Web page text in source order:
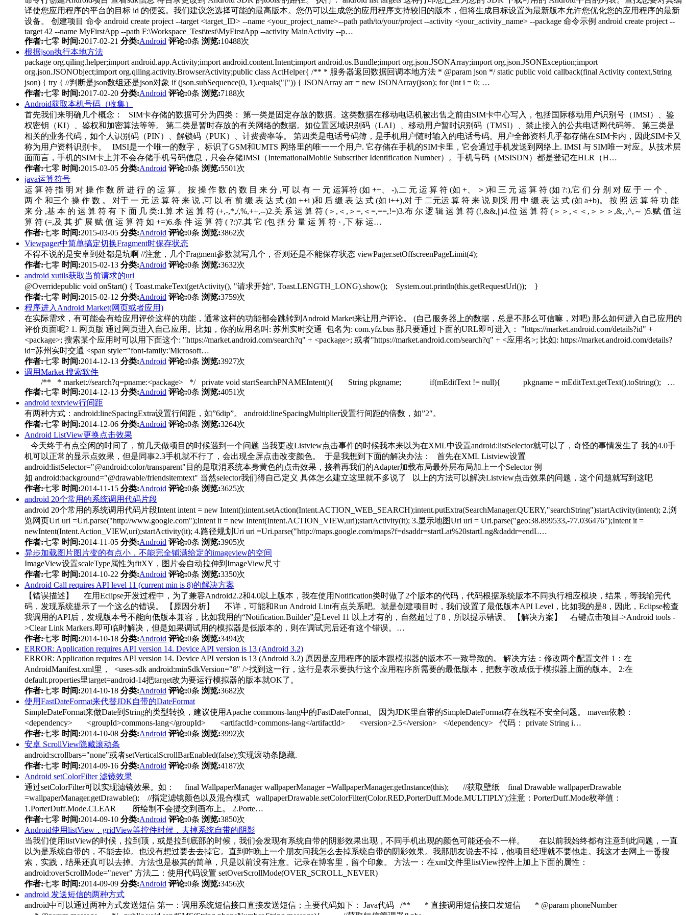
译使您应用程序的平台的目标 id 的便笺。我们建议您选择可能的最高版本。您仍可以生成您的应用程序支持较旧的版本，但将生成目标设置为最新版本允许您优化您的应用程序的最新
设备。 创建项目 命令 android create project --target <target_ID> --name <your_project_name>--path path/to/your/project --activity <your_activity_name> --package 命令示例 android create project --
target 42 --name MyFirstApp --path F:\Workspace_Test\test\MyFirstApp --activity MainActivity --p…
作者:七零 时间:2017-02-21 分类:Android 评论:0条 浏览:10488次
根据json执行本地方法
package org.qiling.helper;import android.app.Activity;import android.content.Intent;import android.os.Bundle;import org.json.JSONArray;import org.json.JSONException;import
org.json.JSONObject;import org.qiling.activity.BrowserActivity;public class ActHelper{ /** * 服务器返回数据回调本地方法 * @param json */ static public void callback(final Activity context,String
json) { try { //判断是json数组还是json对象 if (json.subSequence(0, 1).equals("[")) { JSONArray arr = new JSONArray(json); for (int i = 0; …
作者:七零 时间:2017-02-20 分类:Android 评论:0条 浏览:7188次
Android获取本机号码（收集）
首先我们来明确几个概念： SIM卡存储的数据可分为四类： 第一类是固定存放的数据。这类数据在移动电话机被出售之前由SIM卡中心写入，包括国际移动用户识别号（IMSI）、鉴
权密钥（KI）、鉴权和加密算法等等。 第二类是暂时存放的有关网络的数据。如位置区域识别码（LAI）、移动用户暂时识别码（TMSI）、禁止接入的公共电话网代码等。 第三类是
相关的业务代码，如个人识别码（PIN）、解锁码（PUK）、计费费率等。 第四类是电话号码簿，是手机用户随时输入的电话号码。用户全部资料几乎都存储在SIM卡内，因此SIM卡又
称为用户资料识别卡。 IMSI是一个唯一的数字， 标识了GSM和UMTS 网络里的唯一一个用户. 它存储在手机的SIM卡里，它会通过手机发送到网络上. IMSI 与 SIM唯一对应。从技术层
面而言，手机的SIM卡上并不会存储手机号码信息，只会存储IMSI（InternationalMobile Subscriber Identification Number）。手机号码（MSISDN）都是登记在HLR（H…
作者:七零 时间:2015-03-05 分类:Android 评论:0条 浏览:5501次
java运算符号
运 算 符 指 明 对 操 作 数 所 进 行 的 运 算 。 按 操 作 数 的 数 目 来 分 ,可 以 有 一 元 运算符 (如 ++、 -),二 元 运 算 符 (如 +、 ＞)和 三 元 运 算 符 (如 ?:),它 们 分 别 对 应 于 一 个 、
两 个 和三个 操 作 数 。 对于 一 元 运 算 符 来 说 ,可 以 有 前 缀 表 达 式 (如 ++i )和 后 缀 表 达 式 (如 i++),对 于 二元运 算 符 来 说 则采 用 中 缀 表 达 式 (如 a+b)。 按 照 运 算 符 功 能
来 分 ,基 本 的 运 算 符 有 下 面 几 类:1.算 术 运 算 符 (+,-,*,/,%,++,--)2.关 系 运 算 符 (＞,＜,＞=,＜=,==,!=)3.布 尔 逻 辑 运 算 符 (!,&&,||)4.位 运 算 符 (＞＞,＜＜,＞＞＞,&,|,^,～ )5.赋 值 运
算 符 (=,及 其 扩 展 赋 值 运 算 符 如 +=)6.条 件 运 算 符 ( ?:)7.其 它 (包 括 分 量 运 算 符 · ,下 标 运…
作者:七零 时间:2015-03-05 分类:Android 评论:0条 浏览:3862次
Viewpager中简单搞定切换Fragment时保存状态
不得不说的是安卓到处都是坑啊 //注意，几个Fragment参数就写几个，否则还是不能保存状态 viewPager.setOffscreenPageLimit(4);
作者:七零 时间:2015-02-13 分类:Android 评论:0条 浏览:3632次
android xutils获取当前请求的url
@Overridepublic void onStart() { Toast.makeText(getActivity(), "请求开始", Toast.LENGTH_LONG).show(); System.out.println(this.getRequestUrl()); }
作者:七零 时间:2015-02-12 分类:Android 评论:0条 浏览:3759次
程序进入Android Market(网页或者应用)
在实际需求，有可能会有给应用评价这样的功能，通常这样的功能都会跳转到Android Market来让用户评论。 (自己服务器上的数据，总是不那么可信嘛，对吧) 那么如何进入自己应用的
评价页面呢? 1. 网页版 通过网页进入自己应用。比如，你的应用名叫: 苏州实时交通 包名为: com.yfz.bus 那只要通过下面的URL即可进入： "https://market.android.com/details?id" +
<package>; 搜索某个应用时可以用下面这个: "https://market.android.com/search?q" + <package>; 或者"https://market.android.com/search?q" + <应用名>; 比如: https://market.android.com/details?
id=苏州实时交通 <span style="font-family:'Microsoft…
作者:七零 时间:2014-12-13 分类:Android 评论:0条 浏览:3927次
调用Market 搜索软件
/** * market://search?q=pname:<package> */ private void startSearchPNAMEIntent(){ String pkgname; if(mEditText != null){ pkgname = mEditText.getText().toString(); …
作者:七零 时间:2014-12-13 分类:Android 评论:0条 浏览:4051次
android textview行间距
有两种方式：android:lineSpacingExtra设置行间距，如”6dip”。 android:lineSpacingMultiplier设置行间距的倍数，如”2″。
作者:七零 时间:2014-12-06 分类:Android 评论:0条 浏览:3264次
Android ListView更换点击效果
今天终于有点空闲的时间了，前几天做项目的时候遇到一个问题 当我更改Listview点击事件的时候我本来以为在XML中设置android:listSelector就可以了，奇怪的事情发生了 我的4.0手
机可以正常的显示点效果，但是同事2.3手机就不行了，会出现全屏点击改变颜色。 于是我想到下面的解决办法： 首先在XML Listview设置
android:listSelector="@android:color/transparent"目的是取消系统本身黄色的点击效果，接着再我们的Adapter加载布局最外层布局加上一个Selector 例
如 android:background="@drawable/friendsitemtext" 当然selector我们得自己定义 具体怎么建立这里就不多说了 以上的方法可以解决Listview点击效果的问题，这个问题就写到这吧
作者:七零 时间:2014-11-15 分类:Android 评论:0条 浏览:3625次
android 20个常用的系统调用代码片段
android 20个常用的系统调用代码片段Intent intent = new Intent();intent.setAction(Intent.ACTION_WEB_SEARCH);intent.putExtra(SearchManager.QUERY,"searchString")startActivity(intent); 2.浏
览网页Uri uri =Uri.parse("http://www.google.com");Intent it = new Intent(Intent.ACTION_VIEW,uri);startActivity(it); 3.显示地图Uri uri = Uri.parse("geo:38.899533,-77.036476");Intent it =
newIntent(Intent.Action_VIEW,uri);startActivity(it); 4.路径规划Uri uri =Uri.parse("http://maps.google.com/maps?f=dsaddr=startLat%20startLng&daddr=endL…
作者:七零 时间:2014-11-05 分类:Android 评论:0条 浏览:3905次
异步加载图片图片变的有点小，不能完全铺满给定的imageview的空间
ImageView设置scaleType属性为fitXY，图片会自动拉伸到ImageView尺寸
作者:七零 时间:2014-10-22 分类:Android 评论:0条 浏览:3350次
Android Call requires API level 11 (current min is 8)的解决方案
【错误描述】 在用Eclipse开发过程中，为了兼容Android2.2和4.0以上版本，我在使用Notification类时做了2个版本的代码，代码根据系统版本不同执行相应模块，结果，等我输完代
码，发现系统提示了一个这么的错误。 【原因分析】 不详，可能和Run Android Lint有点关系吧。就是创建项目时，我们设置了最低版本API Level，比如我的是8，因此，Eclipse检查
我调用的API后，发现版本号不能向低版本兼容，比如我用的“Notification.Builder”是Level 11 以上才有的，自然超过了8，所以提示错误。 【解决方案】 右键点击项目->Android tools -
>Clear Link Markers.即可临时解决，但是如果调试用的模拟器是低版本的，则在调试完后还有这个错误。…
作者:七零 时间:2014-10-18 分类:Android 评论:0条 浏览:3494次
ERROR: Application requires API version 14. Device API version is 13 (Android 3.2)
ERROR: Application requires API version 14. Device API version is 13 (Android 3.2) 原因是应用程序的版本跟模拟器的版本不一致导致的。 解决方法：修改两个配置文件 1：在
AndroidManifest.xml里， <uses-sdk android:minSdkVersion="8" />找到这一行，这行是表示要执行这个应用程序所需要的最低版本，把数字改成低于模拟器上面的版本。 2:在
default.properties里target=android-14把target改为要运行模拟器的版本就OK了。
作者:七零 时间:2014-10-18 分类:Android 评论:0条 浏览:3682次
使用FastDateFormat来代替JDK自带的DateFormat
SimpleDateFormat来做Date到String的类型转换，建议使用Apache commons-lang中的FastDateFormat。 因为JDK里自带的SimpleDateFormat存在线程不安全问题。 maven依赖：
<dependency> <groupId>commons-lang</groupId> <artifactId>commons-lang</artifactId> <version>2.5</version> </dependency> 代码： private String i…
作者:七零 时间:2014-10-08 分类:Android 评论:0条 浏览:3992次
安卓 ScrollView隐藏滚动条
android:scrollbars="none"或者setVerticalScrollBarEnabled(false);实现滚动条隐藏.
作者:七零 时间:2014-09-16 分类:Android 评论:0条 浏览:4187次
Android setColorFilter 滤镜效果
通过setColorFilter可以实现滤镜效果。如： final WallpaperManager wallpaperManager =WallpaperManager.getInstance(this); //获取壁纸 final Drawable wallpaperDrawable
=wallpaperManager.getDrawable(); //指定滤镜颜色以及混合模式 wallpaperDrawable.setColorFilter(Color.RED,PorterDuff.Mode.MULTIPLY);注意：PorterDuff.Mode枚举值：
1.PorterDuff.Mode.CLEAR 所绘制不会提交到画布上。 2.Porte…
作者:七零 时间:2014-09-10 分类:Android 评论:0条 浏览:3850次
Android使用listView，gridView等控件时候，去掉系统自带的阴影
当我们使用listView的时候，拉到顶，或是拉到底部的时候，我们会发现有系统自带的阴影效果出现，不同手机出现的颜色可能还会不一样。 在以前我始终都有注意到此问题，一直
以为是系统自带的，不能去掉。也没有想过要去去掉它。直到昨晚上一个朋友问我怎么去掉系统自带的阴影效果。我那朋友说去不掉，他项目经理就不要他走。我这才去网上一番搜
索，实践，结果还真可以去掉。方法也是极其的简单，只是以前没有注意。记录在博客里，留个印象。 方法一：在xml文件里listView控件上加上下面的属性：
android:overScrollMode="never" 方法二：使用代码设置 setOverScrollMode(OVER_SCROLL_NEVER)
作者:七零 时间:2014-09-09 分类:Android 评论:0条 浏览:3456次
android 发送短信的两种方式
android中可以通过两种方式发送短信 第一：调用系统短信接口直接发送短信；主要代码如下： Java代码 /** * 直接调用短信接口发短信 * @param phoneNumber
^